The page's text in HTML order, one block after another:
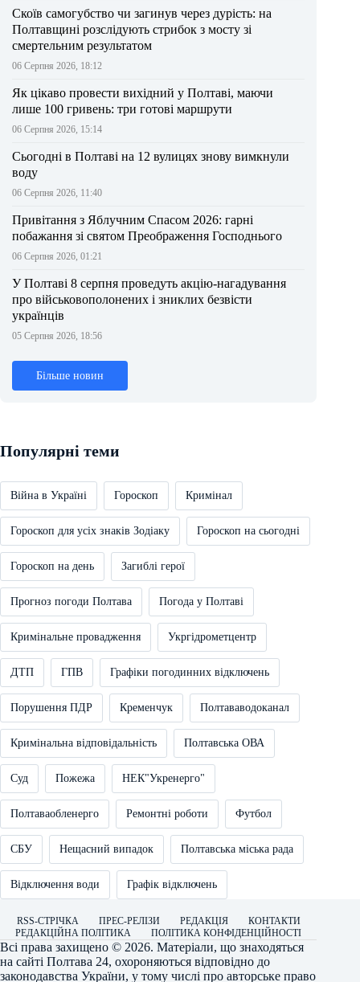
Скоїв самогубство чи загинув через дурість: на
Полтавщині розслідують стрибок з мосту зі
смертельним результатом
06 Серпня 2026, 18:12
Як цікаво провести вихідний у Полтаві, маючи
лише 100 гривень: три готові маршрути
06 Серпня 2026, 15:14
Сьогодні в Полтаві на 12 вулицях знову вимкнули
воду
06 Серпня 2026, 11:40
Привітання з Яблучним Спасом 2026: гарні
побажання зі святом Преображення Господнього
06 Серпня 2026, 01:21
У Полтаві 8 серпня проведуть акцію-нагадування
про військовополонених і зниклих безвісти
українців
05 Серпня 2026, 18:56
Більше новин
Популярні теми
Війна в Україні Гороскоп Кримінал
Гороскоп для усіх знаків Зодіаку Гороскоп на сьогодні
Гороскоп на день Загиблі герої
Прогноз погоди Полтава Погода у Полтаві
Кримінальне провадження Укргідрометцентр
ДТП ГПВ Графіки погодинних відключень
Порушення ПДР Кременчук Полтававодоканал
Кримінальна відповідальність Полтавська ОВА
Суд Пожежа НЕК"Укренерго"
Полтаваобленерго Ремонтні роботи Футбол
СБУ Нещасний випадок Полтавська міська рада
Відключення води Графік відключень
RSS-СТРІЧКА ПРЕС-РЕЛІЗИ РЕДАКЦІЯ
КОНТАКТИ
РЕДАКЦІЙНА ПОЛІТИКА
ПОЛІТИКА КОНФІДЕНЦІЙНОСТІ
Всі права захищено © 2026. Матеріали, що знаходяться
на сайті Полтава 24, охороняються відповідно до
законодавства України, у тому числі про авторське право